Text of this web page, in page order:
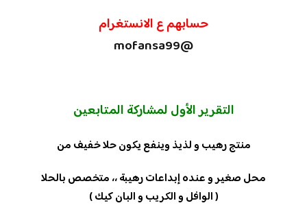
حسابهم ع الانستغرام
@mofansa99
التقرير الأول لمشاركة المتابعين
منتج رهيب و لذيذ وينفع يكون حلا خفيف من
محل صغير و عنده إبداعات رهيبة ،، متخصص بالحلا
( الوافل و الكريب و البان كيك )